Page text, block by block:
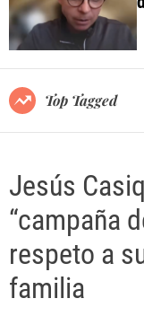
Top Tagged
Jesús
“campaña
respeto a
familia